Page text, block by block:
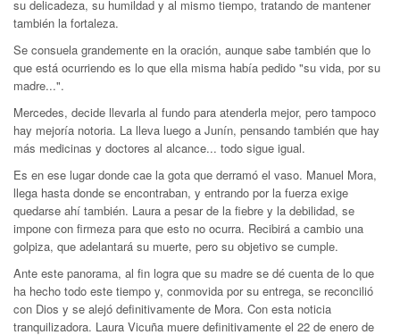
su delicadeza, su humildad y al mismo tiempo, tratando de mantener
también la fortaleza.
Se consuela grandemente en la oración, aunque sabe también que lo
que está ocurriendo es lo que ella misma había pedido "su vida, por su
madre...".
Mercedes, decide llevarla al fundo para atenderla mejor, pero tampoco
hay mejoría notoria. La lleva luego a Junín, pensando también que hay
más medicinas y doctores al alcance... todo sigue igual.
Es en ese lugar donde cae la gota que derramó el vaso. Manuel Mora,
llega hasta donde se encontraban, y entrando por la fuerza exige
quedarse ahí también. Laura a pesar de la fiebre y la debilidad, se
impone con firmeza para que esto no ocurra. Recibirá a cambio una
golpiza, que adelantará su muerte, pero su objetivo se cumple.
Ante este panorama, al fin logra que su madre se dé cuenta de lo que
ha hecho todo este tiempo y, conmovida por su entrega, se reconcilió
con Dios y se alejó definitivamente de Mora. Con esta noticia
tranquilizadora. Laura Vicuña muere definitivamente el 22 de enero de